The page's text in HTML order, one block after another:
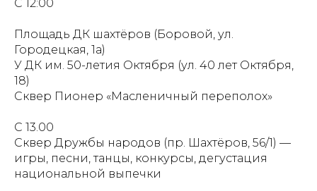
С 12:00
Площадь ДК шахтёров (Боровой, ул.
Городецкая, 1а)
У ДК им. 50-летия Октября (ул. 40 лет Октября,
18)
Сквер Пионер «Масленичный переполох»
С 13.00
Сквер Дружбы народов (пр. Шахтёров, 56/1) —
игры, песни, танцы, конкурсы, дегустация
национальной выпечки